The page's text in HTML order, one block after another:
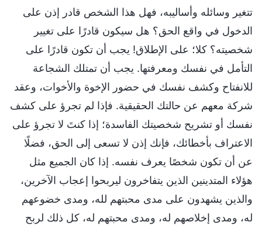
تتغير وسائله وأساليبه، فهل هذا الشخص قادر إذن على
الدخول في واقع الحق؟ هل سيكون قادرًا على تغيير
شخصيته؟ كلا؛ على الإطلاق! يجب أن تكون قادرًا على
التأمل في نفسك ومعرفتها. يجب أن تمتلك الشجاعة
للانفتاح وكشف نفسك في حضور الإخوة والأخوات، وعقد
شركة معهم عن حالتك الحقيقية. فإذا لم تجرؤ على كشف
نفسك أو تشريح شخصيتك الفاسدة؛ إذا كنتَ لا تجرؤ على
الاعتراف بأخطائك، فإنك إذن لا تسعى إلى الحق، فضلًا
عن أن تكون شخصًا يعرف نفسه. إذا كان الجميع مثل
هؤلاء المتدينين الذين يتفاخرون ليربحوا إعجاب الآخرين،
والذين يشهدون على مدى محبتهم لله، ومدى خضوعهم
له، ومدى إخلاصهم له، ومدى محبتهم له، كل ذلك لربح